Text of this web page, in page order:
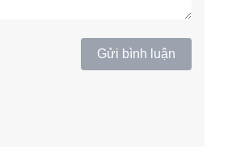
Gửi bình luận